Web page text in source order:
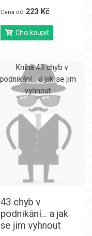
Cena od 223 Kč
Chci koupit
43 chyb v
podnikání… a jak
se jim vyhnout